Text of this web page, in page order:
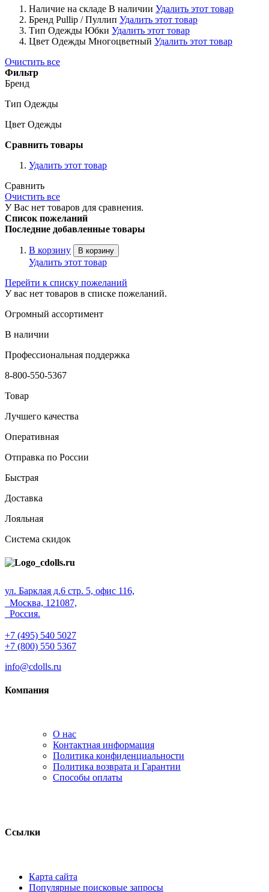
Наличие на складе В наличии Удалить этот товар
Бренд Pullip / Пуллип Удалить этот товар
Тип Одежды Юбки Удалить этот товар
Цвет Одежды Многоцветный Удалить этот товар
Очистить все
Фильтр
Бренд
Тип Одежды
Цвет Одежды
Сравнить товары
Удалить этот товар
Сравнить
Очистить все
У Вас нет товаров для сравнения.
Список пожеланий
Последние добавленные товары
В корзину В корзину
Удалить этот товар
Перейти к списку пожеланий
У вас нет товаров в списке пожеланий.
Огромный ассортимент
В наличии
Профессиональная поддержка
8-800-550-5367
Товар
Лучшего качества
Оперативная
Отправка по России
Быстрая
Доставка
Лояльная
Система скидок
ул. Барклая д.6 стр. 5, офис 116,
Москва, 121087,
Россия.
+7 (495) 540 5027
+7 (800) 550 5367
info@cdolls.ru
Компания
О нас
Контактная информация
Политика конфиденциальности
Политика возврата и Гарантии
Способы оплаты
Ссылки
Карта сайта
Популярные поисковые запросы